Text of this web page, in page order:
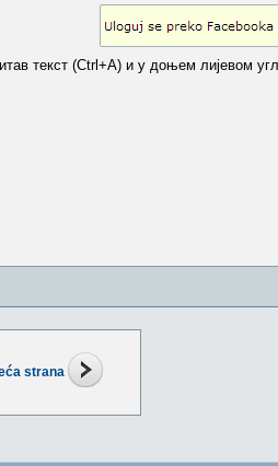
strana
текст (Ctrl+A) и у доњем лијевом